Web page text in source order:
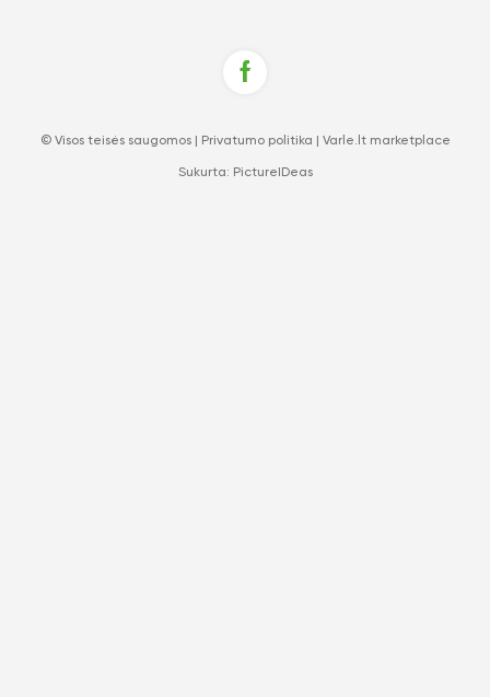
© Visos teisės saugomos | Privatumo politika Varle.lt marketplace
Sukurta: PictureIDeas